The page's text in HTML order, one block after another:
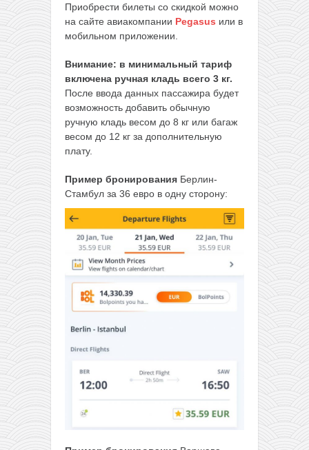
Приобрести билеты со скидкой можно
на сайте авиакомпании Pegasus или в
мобильном приложении.
Внимание: в минимальный тариф
включена ручная кладь всего 3 кг.
После ввода данных пассажира будет
возможность добавить обычную
ручную кладь весом до 8 кг или багаж
весом до 12 кг за дополнительную
плату.
Пример бронирования Берлин-
Стамбул за 36 евро в одну сторону: